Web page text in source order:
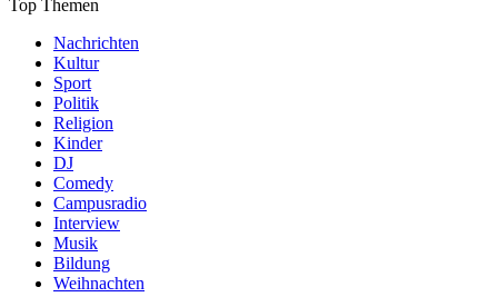
Top Themen
Nachrichten
Kultur
Sport
Politik
Religion
Kinder
DJ
Comedy
Campusradio
Interview
Musik
Bildung
Weihnachten